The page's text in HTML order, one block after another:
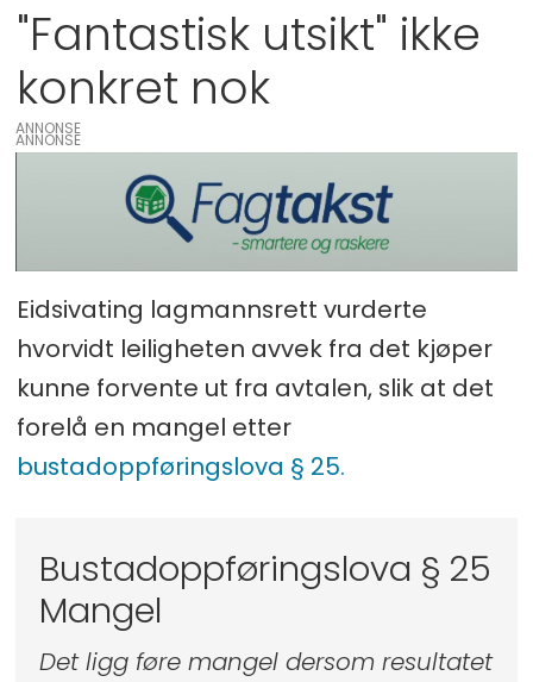
"Fantastisk utsikt" ikke
konkret nok
ANNONSE
Eidsivating lagmannsrett vurderte
hvorvidt leiligheten avvek fra det kjøper
kunne forvente ut fra avtalen, slik at det
forelå en mangel etter
bustadoppføringslova § 25.
Bustadoppføringslova § 25
Mangel
Det ligg føre mangel dersom resultatet